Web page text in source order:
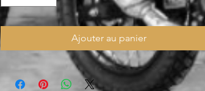
Ajouter au panier